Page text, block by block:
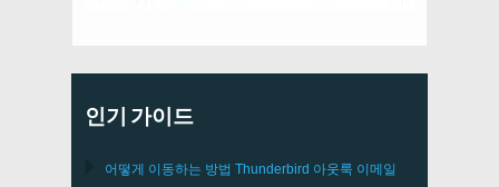
인기 가이드
어떻게 이동하는 방법 Thunderbird 아웃룩 이메일